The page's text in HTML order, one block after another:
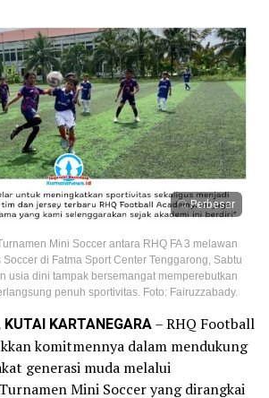
Perbesar
Mini Soccer antara RHQ FA 3 melawan
di Fatma Sport Center Tenggarong, Sabtu
usia dini tampak bersemangat memperebutkan
penuh sportivitas. Foto: Fairuzzabady.
KARTANEGARA– RHQ Football
komitmennya dalam mendukung
generasi muda melalui
Mini Soccer yang dirangkai